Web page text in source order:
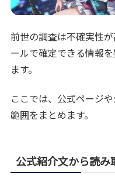
前世の調査は不確実性
ールで確定できる情報
ます。
ここでは、公式ページ
範囲をまとめます。
公式紹介文から読み